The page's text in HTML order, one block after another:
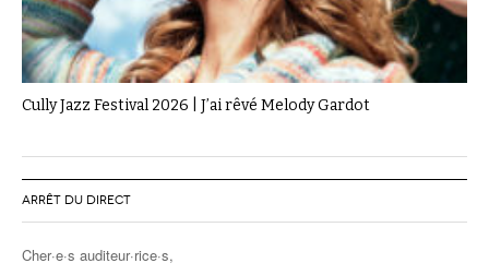
Cully Jazz Festival 2026 | J’ai rêvé Melody Gardot
ARRÊT DU DIRECT
Cher·e·s auditeur·rice·s,